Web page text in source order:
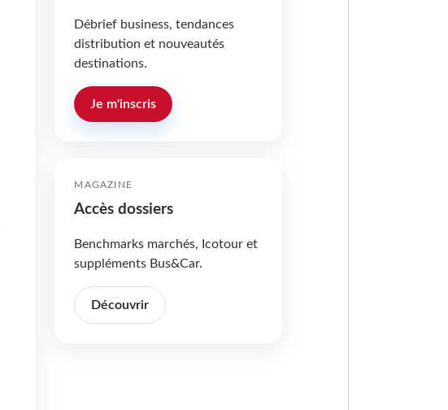
Débrief business, tendances
distribution et nouveautés
destinations.
Je m'inscris
MAGAZINE
Accès dossiers
Benchmarks marchés, Icotour et
suppléments Bus&Car.
Découvrir